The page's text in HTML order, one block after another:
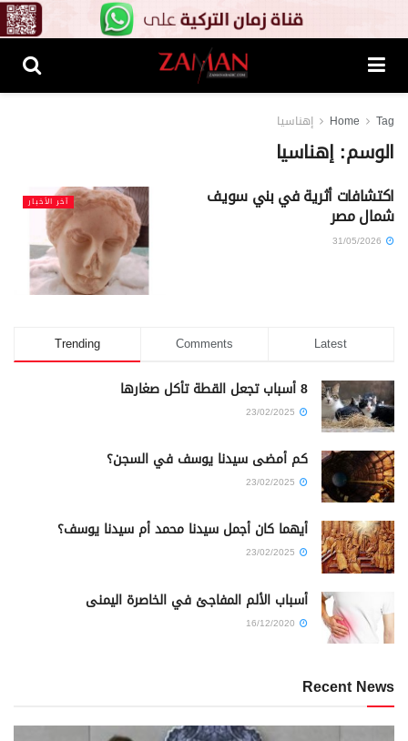
Home Tag إهناسيا
الوسم:إهناسيا
آخر الأخبار اكتشافات أثرية في بني سويف
شمال مصر
Trending Comments Latest
8 أسباب تجعل القطة تأكل صغارها
كم أمضى سيدنا يوسف في السجن؟
أيهما كان أجمل سيدنا محمد أم سيدنا يوسف؟
أسباب الألم المفاجئ في الخاصرة اليمنى
Recent News